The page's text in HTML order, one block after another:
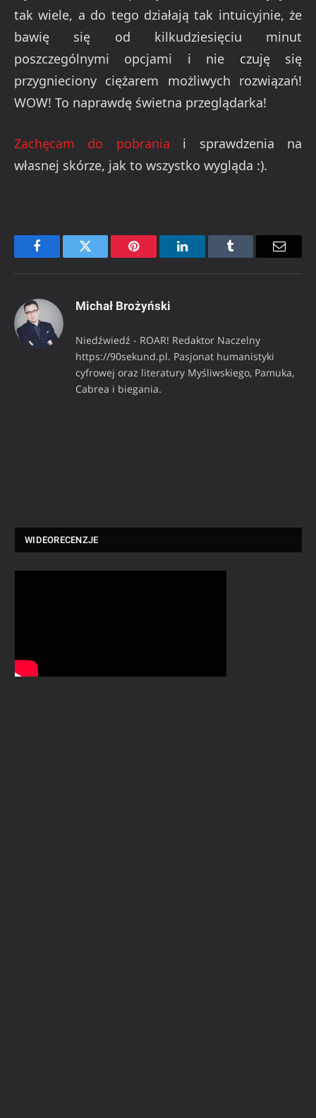
tak wiele, a do tego działają tak intuicyjnie, że
bawię się od kilkudziesięciu minut
poszczególnymi opcjami i nie czuję się
przygnieciony ciężarem możliwych rozwiązań!
WOW! To naprawdę świetna przeglądarka!
Zachęcam do pobrania i sprawdzenia na
własnej skórze, jak to wszystko wygląda :).
FacebookTwitter Pinterest LinkedInTumblr Email
Michał Brożyński
Niedźwiedź - ROAR! Redaktor Naczelny
https://90sekund.pl. Pasjonat humanistyki
cyfrowej oraz literatury Myśliwskiego, Pamuka,
Cabrea i biegania.
WIDEORECENZJE